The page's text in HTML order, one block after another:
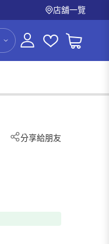
店舖一覽
分享給朋友